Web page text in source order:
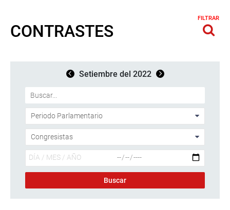
CONTRASTES
FILTRAR
Setiembre del 2022